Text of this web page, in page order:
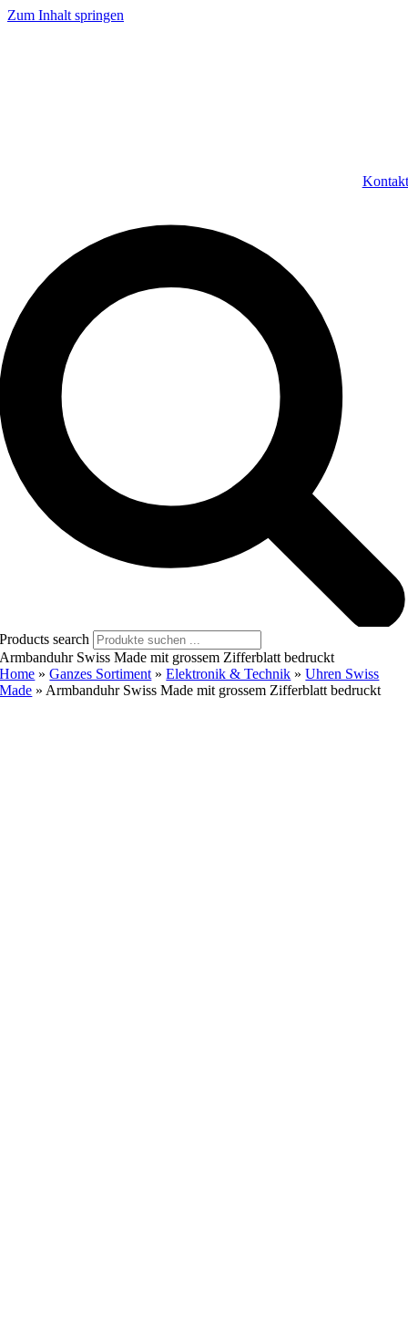
Zum Inhalt springen
Kontakt
Products search
Armbanduhr Swiss Made mit grossem Zifferblatt bedruckt
Home »Ganzes Sortiment »Elektronik & Technik »Uhren Swiss
Made » Armbanduhr Swiss Made mit grossem Zifferblatt bedruckt